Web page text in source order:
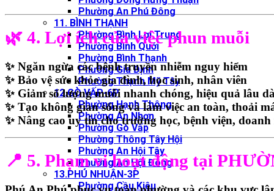
Phường An Phú Đông
11. BÌNH THẠNH
Phường Bình Lợi Trung
Phường Bình Quới
Phường Bình Thạnh
Phường Gia Định
Phường Thạnh Mỹ Tây
12.GÒ VẤP-6P
Phường Hạnh Thông
Phường An Nhơn
Phường Gò Vấp
Phường Thông Tây Hội
Phường An Hội Tây
Phường An Hội Đông
13.PHÚ NHUẬN-3P
Phường Cầu Kiệu
🌿 4. Lợi ích của việc phun muỗi
✨ Ngăn ngừa các bệnh truyền nhiễm nguy hiểm
✨ Bảo vệ sức khỏe gia đình, học sinh, nhân viên
✨ Giảm số lượng muỗi nhanh chóng, hiệu quả lâu
✨ Tạo không gian sống và làm việc an toàn, thoải
✨ Nâng cao uy tín cho trường học, bệnh viện, doanh
📍 5. Phạm vi hoạt động tại